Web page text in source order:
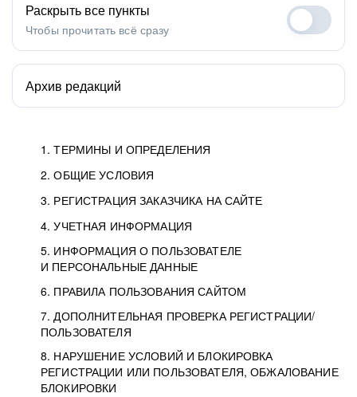
1. ТЕРМИНЫ И ОПРЕДЕЛЕНИЯ
2. ОБЩИЕ УСЛОВИЯ
3. РЕГИСТРАЦИЯ ЗАКАЗЧИКА НА САЙТЕ
4. УЧЕТНАЯ ИНФОРМАЦИЯ
5. ИНФОРМАЦИЯ О ПОЛЬЗОВАТЕЛЕ
И ПЕРСОНАЛЬНЫЕ ДАННЫЕ
6. ПРАВИЛА ПОЛЬЗОВАНИЯ САЙТОМ
7. ДОПОЛНИТЕЛЬНАЯ ПРОВЕРКА РЕГИСТРАЦИИ/
ПОЛЬЗОВАТЕЛЯ
8. НАРУШЕНИЕ УСЛОВИЙ И БЛОКИРОВКА
РЕГИСТРАЦИИ ИЛИ ПОЛЬЗОВАТЕЛЯ, ОБЖАЛОВАНИЕ
БЛОКИРОВКИ
Раскрыть все пункты
Чтобы прочитать всё сразу
Архив редакций